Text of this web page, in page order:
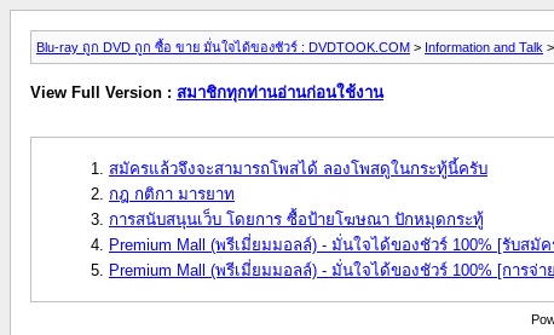
Blu-ray ถูก DVD ถูก ซื้อ ขาย มั่นใจได้ของชัวร์ : DVDTOOK.COM > Information and Talk
View Full Version : สมาชิกทุกท่านอ่านก่อนใช้งาน
สมัครแล้วจึงจะสามารถโพสได้ ลองโพสดูในกระทู้นี้ครับ
กฎ กติกา มารยาท
การสนับสนุนเว็บ โดยการ ซื้อป้ายโฆษณา ปักหมุดกระทู้
Premium Mall (พรีเมี่ยมมอลล์) - มั่นใจได้ของชัวร์ 100% [รับสมั
Premium Mall (พรีเมี่ยมมอลล์) - มั่นใจได้ของชัวร์ 100% [การจ่า